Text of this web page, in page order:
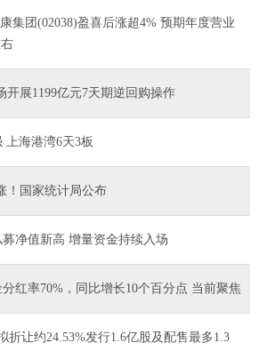
集团(02038)盈喜后涨超4% 预期年度营业
开展1199亿元7天期逆回购操作
上海港湾6天3板
！国家统计局公布
净值新高 增量资金持续入场
红率70%，同比增长10个百分点 当前聚焦
折让约24.53%发行1.6亿股及配售最多1.3